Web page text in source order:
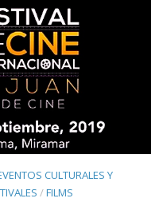
CULTURALES Y
/FILMS